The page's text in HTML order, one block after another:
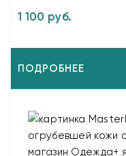
1 100 руб.
ПОДРОБНЕЕ